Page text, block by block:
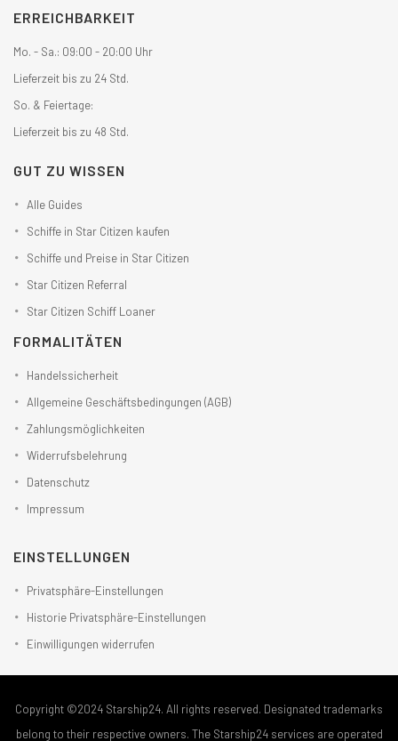
ERREICHBARKEIT
Mo. - Sa.: 09:00 - 20:00 Uhr
Lieferzeit bis zu 24 Std.
So. & Feiertage:
Lieferzeit bis zu 48 Std.
GUT ZU WISSEN
Alle Guides
Schiffe in Star Citizen kaufen
Schiffe und Preise in Star Citizen
Star Citizen Referral
Star Citizen Schiff Loaner
FORMALITÄTEN
Handelssicherheit
Allgemeine Geschäftsbedingungen (AGB)
Zahlungsmöglichkeiten
Widerrufsbelehrung
Datenschutz
Impressum
EINSTELLUNGEN
Privatsphäre-Einstellungen
Historie Privatsphäre-Einstellungen
Einwilligungen widerrufen
Copyright ©2024 Starship24. All rights reserved. Designated trademarks
belong to their respective owners. The Starship24 services are operated